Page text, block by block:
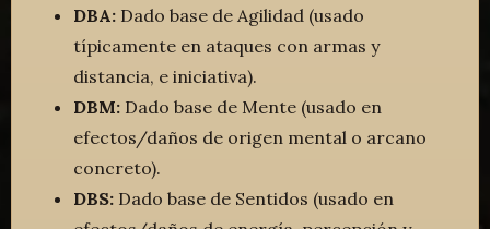
DBA: Dado base de Agilidad (usado
típicamente en ataques con armas y
distancia, e iniciativa).
DBM: Dado base de Mente (usado en
efectos/daños de origen mental o arcano
concreto).
DBS: Dado base de Sentidos (usado en